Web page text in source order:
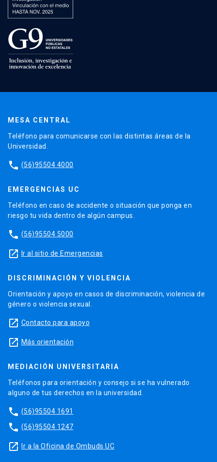
MESA CENTRAL
Teléfono para comunicarse con las distintas áreas de la
Universidad.
phone (56)95504 4000
EMERGENCIAS UC
Teléfono en caso de accidente o situación que ponga en
riesgo tu vida dentro de algún campus.
phone (56)95504 5000
launch Ir al sitio de Emergencias
DISCRIMINACIÓN Y VIOLENCIA
Orientación y apoyo en casos de discriminación, violencia de
género o violencia sexual.
launch Contacto para apoyo
launch Más orientación
MEDIACIÓN UNIVERSITARIA
Teléfonos para orientación y consejo si se ha vulnerado
alguno de tus derechos en la universidad.
phone (56)95504 1691
phone (56)95504 1247
launch Ir a la Oficina de Ombuds UC